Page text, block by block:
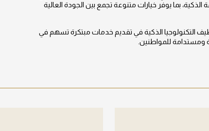
بما يوفر خيارات متنوعة تجمع بين الجودة العالية
التكنولوجيا الذكية في تقديم خدمات مبتكرة تسهم في
ومستدامة للمواطنين.